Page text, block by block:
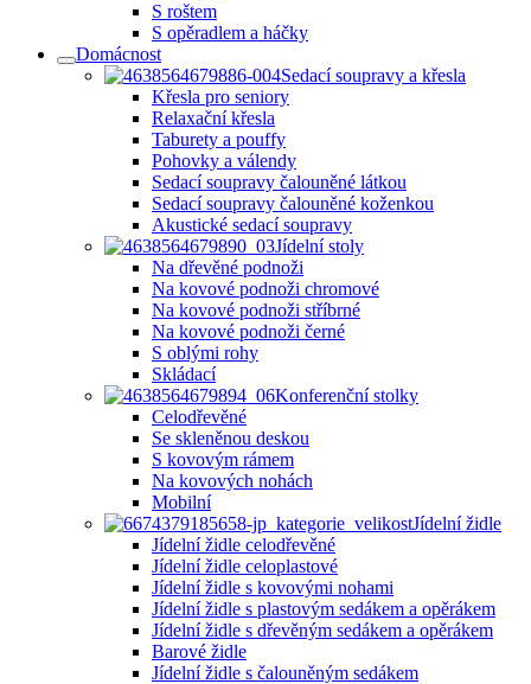
S roštem
S opěradlem a háčky
Domácnost
Sedací soupravy a křesla
Křesla pro seniory
Relaxační křesla
Taburety a pouffy
Pohovky a válendy
Sedací soupravy čalouněné látkou
Sedací soupravy čalouněné koženkou
Akustické sedací soupravy
Jídelní stoly
Na dřevěné podnoži
Na kovové podnoži chromové
Na kovové podnoži stříbrné
Na kovové podnoži černé
S oblými rohy
Skládací
Konferenční stolky
Celodřevěné
Se skleněnou deskou
S kovovým rámem
Na kovových nohách
Mobilní
Jídelní židle
Jídelní židle celodřevěné
Jídelní židle celoplastové
Jídelní židle s kovovými nohami
Jídelní židle s plastovým sedákem a opěrákem
Jídelní židle s dřevěným sedákem a opěrákem
Barové židle
Jídelní židle s čalouněným sedákem